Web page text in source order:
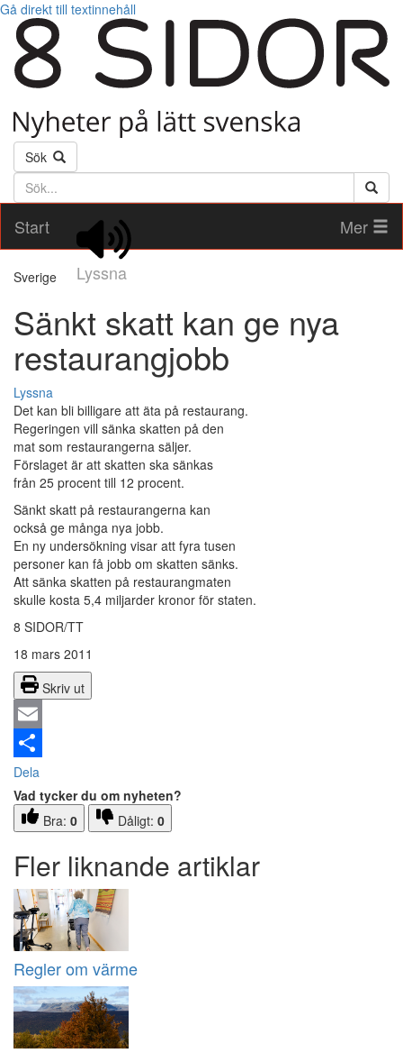
Gå direkt till textinnehåll
Sök
Söktext
Start
Lyssna
Mer
Sverige
Sänkt skatt kan ge nya
restaurangjobb
Lyssna
Det kan bli billigare att äta på restaurang.
Regeringen vill sänka skatten på den
mat som restaurangerna säljer.
Förslaget är att skatten ska sänkas
från 25 procent till 12 procent.
Sänkt skatt på restaurangerna kan
också ge många nya jobb.
En ny undersökning visar att fyra tusen
personer kan få jobb om skatten sänks.
Att sänka skatten på restaurangmaten
skulle kosta 5,4 miljarder kronor för staten.
8 SIDOR/TT
18 mars 2011
Skriv ut
Email
Dela
Vad tycker du om nyheten?
Bra: 0 Dåligt: 0
Fler liknande artiklar
Regler om värme